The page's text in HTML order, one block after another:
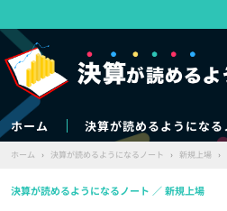
ホーム 決算が読めるようになる
ホーム › 決算が読めるようになるノート › 新規上場 ›
決算が読めるようになるノート 新規上場